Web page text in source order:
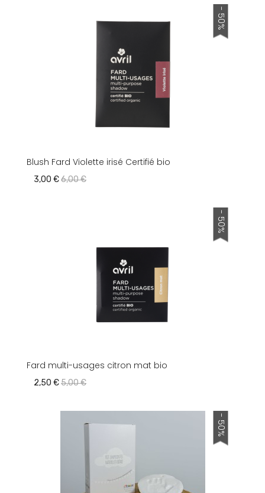
- 50%
Blush Fard Violette irisé Certifié bio
3,00 €6,00 €
- 50%
Fard multi-usages citron mat bio
2,50 €5,00 €
- 50%